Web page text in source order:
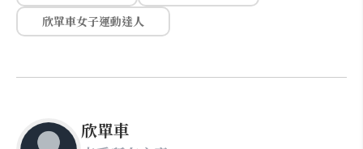
欣單車女子運動達人
欣單車